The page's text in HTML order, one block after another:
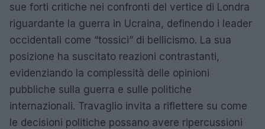
sue forti critiche nei confronti del vertice di Londra
riguardante la guerra in Ucraina, definendo i leader
occidentali come “tossici” di bellicismo. La sua
posizione ha suscitato reazioni contrastanti,
evidenziando la complessità delle opinioni
pubbliche sulla guerra e sulle politiche
internazionali. Travaglio invita a riflettere su come
le decisioni politiche possano avere ripercussioni